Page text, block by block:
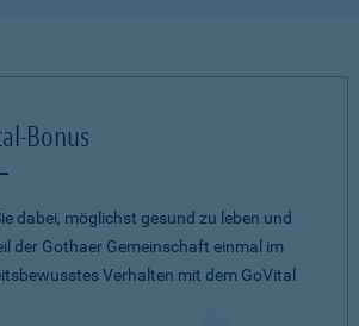
Bonus
dabei, möglichst gesund zu leben und
der Gothaer Gemeinschaft einmal im
Verhalten mit dem GoVital